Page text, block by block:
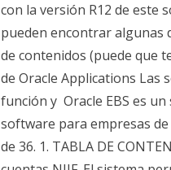
con la versión R12 de este
pueden encontrar algunas
de contenidos (puede que
de Oracle Applications Las
función y Oracle EBS es
software para empresas
de 36. 1. TABLA DE